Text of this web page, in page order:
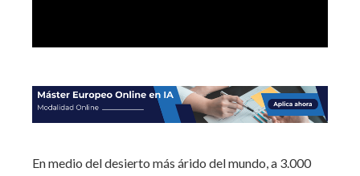
En medio del desierto más árido del mundo, a 3.000